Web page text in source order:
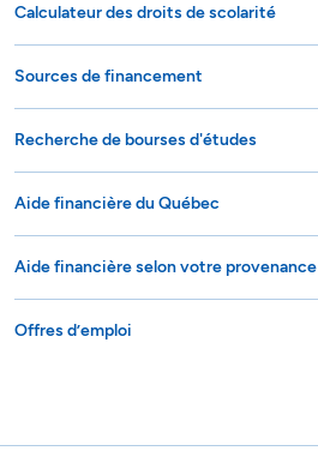
Calculateur des droits de scolarité
Sources de financement
Recherche de bourses d'études
Aide financière du Québec
Aide financière selon votre provenance
Offres d’emploi